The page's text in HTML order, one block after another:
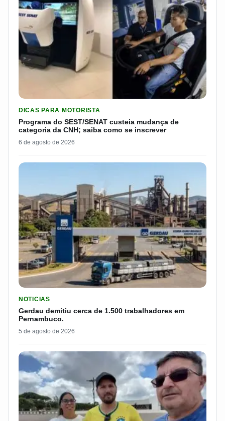
DICAS PARA MOTORISTA
Programa do SEST/SENAT custeia mudança de
categoria da CNH; saiba como se inscrever
6 de agosto de 2026
NOTICIAS
Gerdau demitiu cerca de 1.500 trabalhadores em
Pernambuco.
5 de agosto de 2026